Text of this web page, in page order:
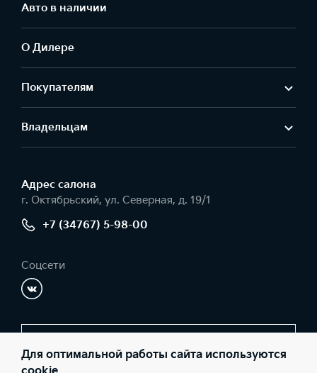
Авто в наличии
О Дилере
Покупателям
Владельцам
Адрес салонa
г. Октябрьский, ул. Северная, д. 19/1
+7 (34767) 5-98-00
Соцсети
Для оптимальной работы сайта используются